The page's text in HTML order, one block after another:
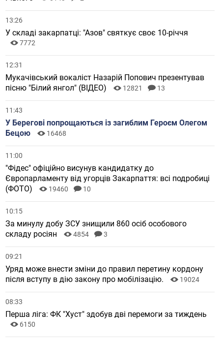
13:26
У складі закарпатці: "Азов" святкує своє 10-річчя
7772
12:31
Мукачівський вокаліст Назарій Попович презентував
пісню "Білий янгол" (ВІДЕО)
12821 13
11:43
У Берегові попрощаються із загиблим Героєм Олегом
Бецою
16468
11:00
"Фідес" офіційно висунув кандидатку до
Європарламенту від угорців Закарпаття: всі подробиці
(ФОТО)
19460 10
10:15
За минулу добу ЗСУ знищили 860 осіб особового
складу росіян
4854 3
09:21
Уряд може внести зміни до правил перетину кордону
після вступу в дію закону про мобілізацію.
19024
08:33
Перша ліга: ФК "Хуст" здобув дві перемоги за тиждень
6150